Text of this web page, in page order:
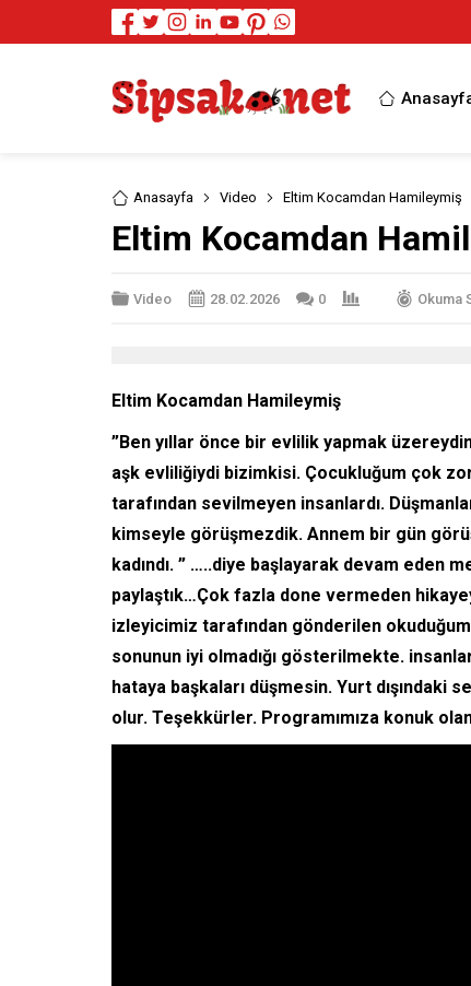
Anasayfa Video Eltim Kocamdan Hamileymiş
Eltim Kocamdan
Video 28.02.2026 0 Okuma
Eltim Kocamdan Hamileymiş
”Ben yıllar önce bir evlilik yapmak
aşk evliliğiydi bizimkisi. Çocukluğum çok
tarafından sevilmeyen insanlardı.
kimseyle görüşmezdik. Annem bir gün
kadındı. ” …..diye başlayarak devam eden
paylaştık…Çok fazla done vermeden
izleyicimiz tarafından gönderilen
sonunun iyi olmadığı gösterilmekte.
hataya başkaları düşmesin. Yurt
olur. Teşekkürler. Programımıza konuk